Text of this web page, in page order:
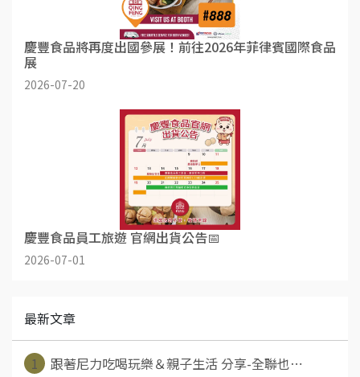
慶豐食品將再度出國參展！前往2026年菲律賓國際食品
展
2026-07-20
慶豐食品員工旅遊 官網出貨公告📅
2026-07-01
最新文章
1
跟著尼力吃喝玩樂＆親子生活 分享-全聯也⋯